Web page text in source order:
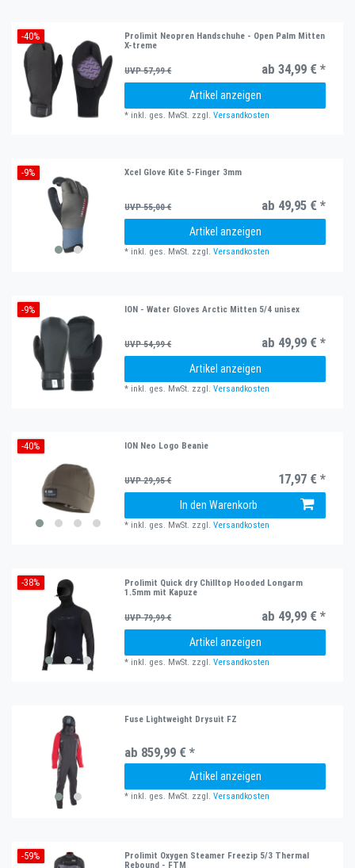
-40%
Prolimit Neopren Handschuhe - Open Palm Mitten
X-treme
UVP 57,99 € ab 34,99 € *
Artikel anzeigen
* inkl. ges. MwSt. zzgl.Versandkosten
-9% Xcel Glove Kite 5-Finger 3mm
UVP 55,00 € ab 49,95 € *
Artikel anzeigen
* inkl. ges. MwSt. zzgl.Versandkosten
-9% ION - Water Gloves Arctic Mitten 5/4 unisex
UVP 54,99 € ab 49,99 € *
Artikel anzeigen
* inkl. ges. MwSt. zzgl.Versandkosten
-40% ION Neo Logo Beanie
UVP 29,95 € 17,97 € *
In den Warenkorb
* inkl. ges. MwSt. zzgl.Versandkosten
-38%
Prolimit Quick dry Chilltop Hooded Longarm
1.5mm mit Kapuze
UVP 79,99 € ab 49,99 € *
Artikel anzeigen
* inkl. ges. MwSt. zzgl.Versandkosten
Fuse Lightweight Drysuit FZ
ab 859,99 € *
Artikel anzeigen
* inkl. ges. MwSt. zzgl.Versandkosten
-59%
Prolimit Oxygen Steamer Freezip 5/3 Thermal
Rebound - FTM